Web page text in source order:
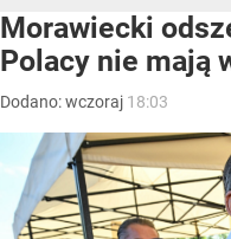
Morawiecki
Polacy nie mają
Dodano:wczoraj 18:03